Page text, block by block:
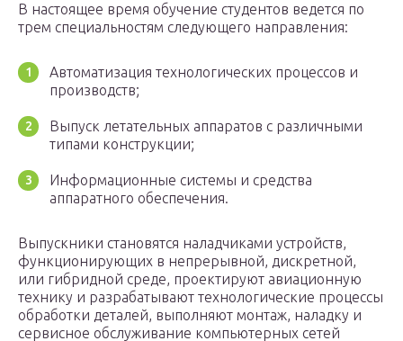
В настоящее время обучение студентов ведется по
трем специальностям следующего направления:
Автоматизация технологических процессов и
производств;
Выпуск летательных аппаратов с различными
типами конструкции;
Информационные системы и средства
аппаратного обеспечения.
Выпускники становятся наладчиками устройств,
функционирующих в непрерывной, дискретной,
или гибридной среде, проектируют авиационную
технику и разрабатывают технологические процессы
обработки деталей, выполняют монтаж, наладку и
сервисное обслуживание компьютерных сетей